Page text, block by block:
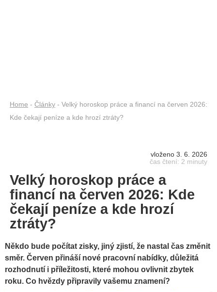
Home - Články - Velký horoskop práce a financí na červen 2026:
Kde čekají peníze a kde hrozí ztráty?
vloženo 3. 6. 2026
čas čtení: 2 minuty
Velký horoskop práce a
financí na červen 2026: Kde
čekají peníze a kde hrozí
ztráty?
Někdo bude počítat zisky, jiný zjistí, že nastal čas změnit
směr. Červen přináší nové pracovní nabídky, důležitá
rozhodnutí i příležitosti, které mohou ovlivnit zbytek
roku. Co hvězdy připravily vašemu znamení?